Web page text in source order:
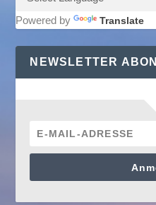
Powered by Translate
NEWSLETTER